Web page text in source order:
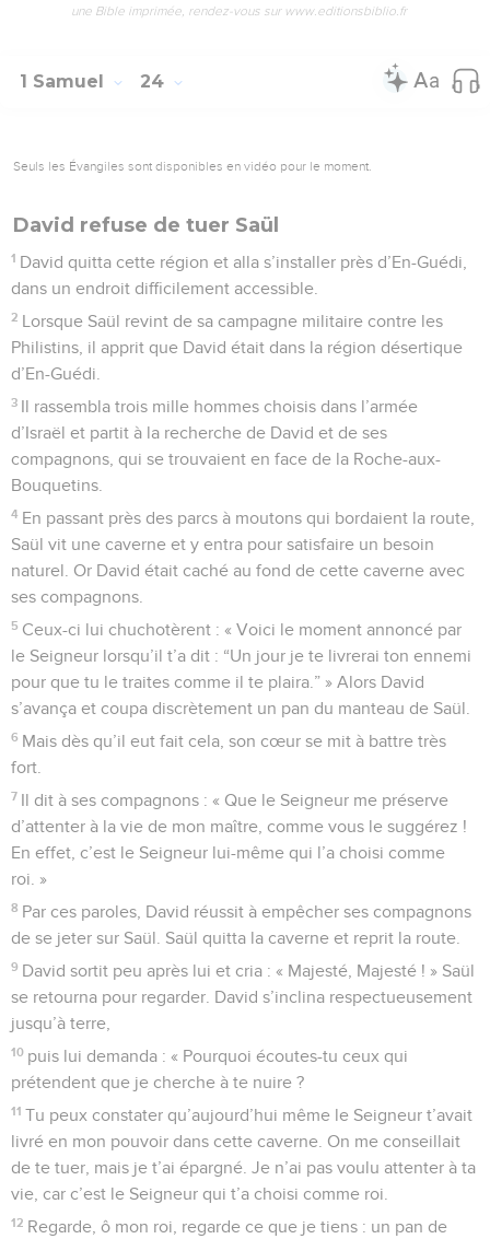
une Bible imprimée, rendez-vous sur www.editionsbiblio.fr
1 Samuel 24
Seuls les Évangiles sont disponibles en vidéo pour le moment.
David refuse de tuer Saül
1 David quitta cette région et alla s’installer près d’En-Guédi,
dans un endroit difficilement accessible.
2 Lorsque Saül revint de sa campagne militaire contre les
Philistins, il apprit que David était dans la région désertique
d’En-Guédi.
3 Il rassembla trois mille hommes choisis dans l’armée
d’Israël et partit à la recherche de David et de ses
compagnons, qui se trouvaient en face de la Roche-aux-
Bouquetins.
4 En passant près des parcs à moutons qui bordaient la route,
Saül vit une caverne et y entra pour satisfaire un besoin
naturel. Or David était caché au fond de cette caverne avec
ses compagnons.
5 Ceux-ci lui chuchotèrent : « Voici le moment annoncé par
le Seigneur lorsqu’il t’a dit : “Un jour je te livrerai ton ennemi
pour que tu le traites comme il te plaira.” » Alors David
s’avança et coupa discrètement un pan du manteau de Saül.
6 Mais dès qu’il eut fait cela, son cœur se mit à battre très
fort.
7 Il dit à ses compagnons : « Que le Seigneur me préserve
d’attenter à la vie de mon maître, comme vous le suggérez !
En effet, c’est le Seigneur lui-même qui l’a choisi comme
roi. »
8 Par ces paroles, David réussit à empêcher ses compagnons
de se jeter sur Saül. Saül quitta la caverne et reprit la route.
9 David sortit peu après lui et cria : « Majesté, Majesté ! » Saül
se retourna pour regarder. David s’inclina respectueusement
jusqu’à terre,
10 puis lui demanda : « Pourquoi écoutes-tu ceux qui
prétendent que je cherche à te nuire ?
11 Tu peux constater qu’aujourd’hui même le Seigneur t’avait
livré en mon pouvoir dans cette caverne. On me conseillait
de te tuer, mais je t’ai épargné. Je n’ai pas voulu attenter à ta
vie, car c’est le Seigneur qui t’a choisi comme roi.
12 Regarde, ô mon roi, regarde ce que je tiens : un pan de